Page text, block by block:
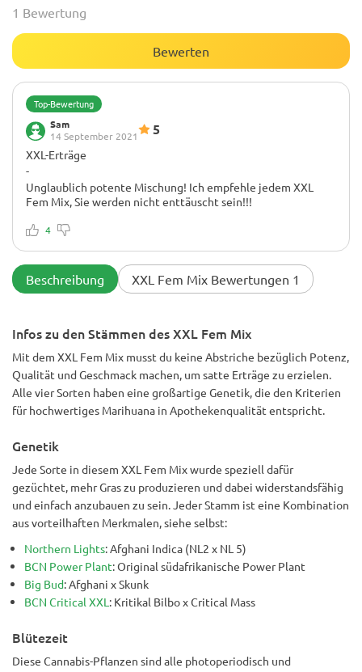
1 Bewertung
Bewerten
Top-Bewertung
Sam
14 September 2021
5
XXL-Erträge
-
Unglaublich potente Mischung! Ich empfehle jedem XXL
Fem Mix, Sie werden nicht enttäuscht sein!!!
4
Beschreibung XXL Fem Mix Bewertungen 1
Infos zu den Stämmen des XXL Fem Mix
Mit dem XXL Fem Mix musst du keine Abstriche bezüglich Potenz,
Qualität und Geschmack machen, um satte Erträge zu erzielen.
Alle vier Sorten haben eine großartige Genetik, die den Kriterien
für hochwertiges Marihuana in Apothekenqualität entspricht.
Genetik
Jede Sorte in diesem XXL Fem Mix wurde speziell dafür
gezüchtet, mehr Gras zu produzieren und dabei widerstandsfähig
und einfach anzubauen zu sein. Jeder Stamm ist eine Kombination
aus vorteilhaften Merkmalen, siehe selbst:
Northern Lights: Afghani Indica (NL2 x NL 5)
BCN Power Plant: Original südafrikanische Power Plant
Big Bud: Afghani x Skunk
BCN Critical XXL : Kritikal Bilbo x Critical Mass
Blütezeit
Diese Cannabis-Pflanzen sind alle photoperiodisch und